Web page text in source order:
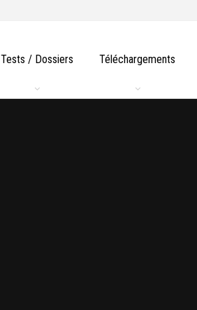
Tests / Dossiers Téléchargements